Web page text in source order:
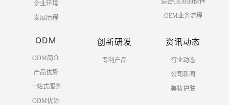
企业环境
发展历程
适合OEM的伙伴
OEM业务流程
ODM
ODM简介
产品优势
一站式服务
ODM优势
创新研发
专利产品
资讯动态
行业动态
公司新闻
美妆护肤